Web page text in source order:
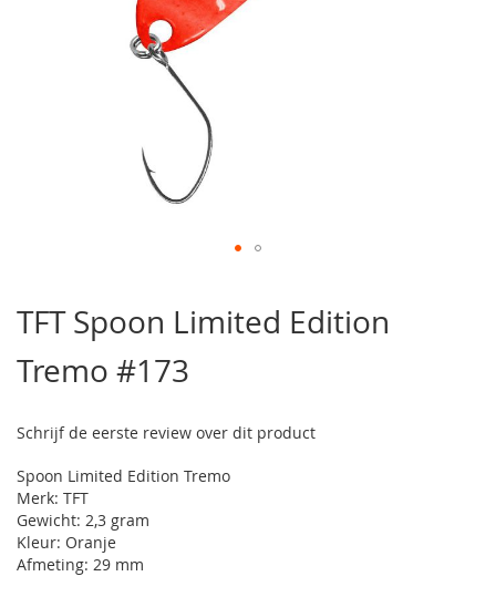
het
begin
van
de
gallerij
TFT Spoon Limited Edition
Tremo #173
Schrijf de eerste review over dit product
Spoon Limited Edition Tremo
Merk: TFT
Gewicht: 2,3 gram
Kleur: Oranje
Afmeting: 29 mm